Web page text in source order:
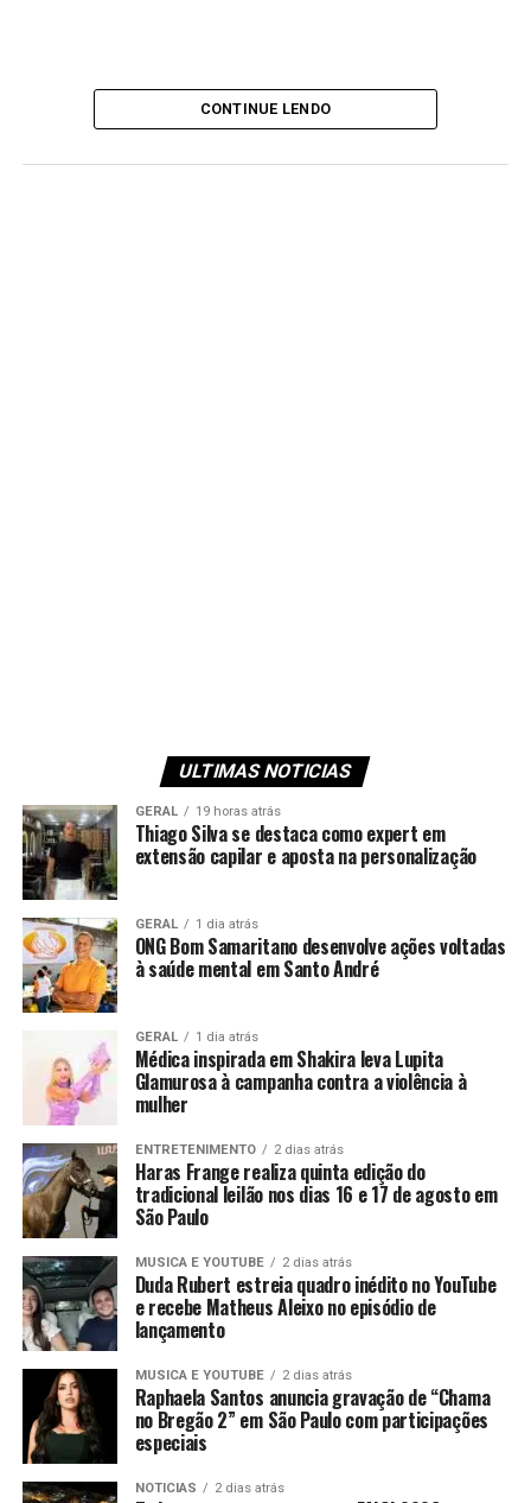
CONTINUE LENDO
ULTIMAS NOTICIAS
GERAL 19 horas atrás
Thiago Silva se destaca como expert em
extensão capilar e aposta na personalização
GERAL 1 dia atrás
ONG Bom Samaritano desenvolve ações voltadas
à saúde mental em Santo André
GERAL 1 dia atrás
Médica inspirada em Shakira leva Lupita
Glamurosa à campanha contra a violência à
mulher
ENTRETENIMENTO 2 dias atrás
Haras Frange realiza quinta edição do
tradicional leilão nos dias 16 e 17 de agosto em
São Paulo
MUSICA E YOUTUBE 2 dias atrás
Duda Rubert estreia quadro inédito no YouTube
e recebe Matheus Aleixo no episódio de
lançamento
MUSICA E YOUTUBE 2 dias atrás
Raphaela Santos anuncia gravação de “Chama
no Bregão 2” em São Paulo com participações
especiais
NOTICIAS 2 dias atrás